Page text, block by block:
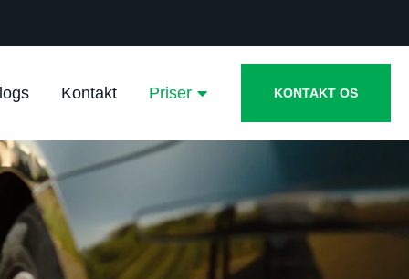
Kontakt Priser KONTAKT OS